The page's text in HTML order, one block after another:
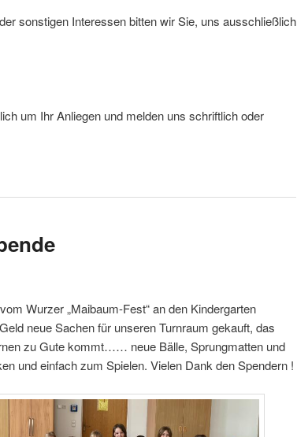
sonstigen Interessen bitten wir Sie, uns ausschließlich
um Ihr Anliegen und melden uns schriftlich oder
Wurzer „Maibaum-Fest“ an den Kindergarten
neue Sachen für unseren Turnraum gekauft, das
zu Gute kommt…… neue Bälle, Sprungmatten und
und einfach zum Spielen. Vielen Dank den Spendern !